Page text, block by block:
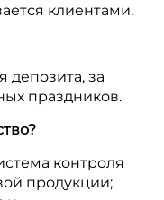
клиентами.
депозита, за
праздников.
контроля
продукции;